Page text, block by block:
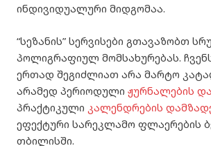
ინდივიდუალური მიდგომაა.
“სეზანის” სერვისები გთავაზობთ
პოლიგრაფიულ მომსახურებას.
ერთად შეგიძლიათ არა მარტო
არამედ პერიოდული ჟურნალების
პრაქტიკული კალენდრების
ეფექტური სარეკლამო ფლაერების
თბილისში.